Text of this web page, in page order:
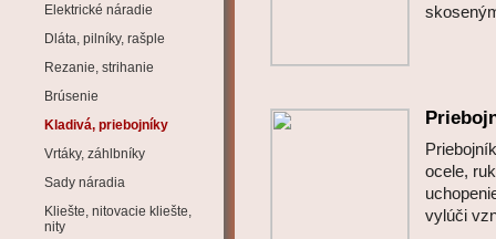
Elektrické náradie
Dláta, pilníky, rašple
Rezanie, strihanie
Brúsenie
Kladivá, priebojníky
Vrtáky, záhlbníky
Sady náradia
Kliešte, nitovacie kliešte,
nity
ocele,
vylúči